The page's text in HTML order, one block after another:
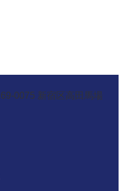
0075 新宿区高田馬場